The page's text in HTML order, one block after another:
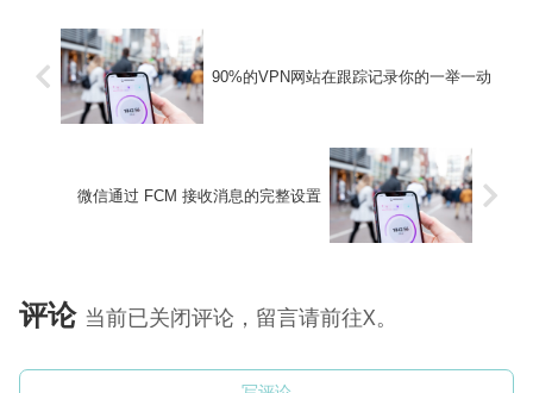
90%的VPN网站在跟踪记录你的一举一动
微信通过 FCM 接收消息的完整设置
评论 当前已关闭评论，留言请前往X。